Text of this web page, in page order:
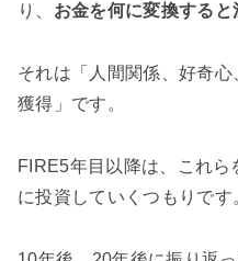
り、 お金を何に変換する
それは「人間関係、好奇
獲得」です。
FIRE5年目以降は、これ
に投資していくつもりです